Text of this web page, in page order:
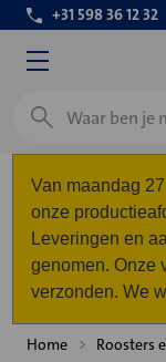
+31 598 36 12 32
Zoeken
Van maandag
onze
Leveringen en
genomen. Onze
verzonden. We
Home Roosters